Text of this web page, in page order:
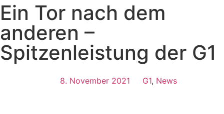
Ein Tor nach dem
anderen –
Spitzenleistung der G1
8. November 2021 G1, News